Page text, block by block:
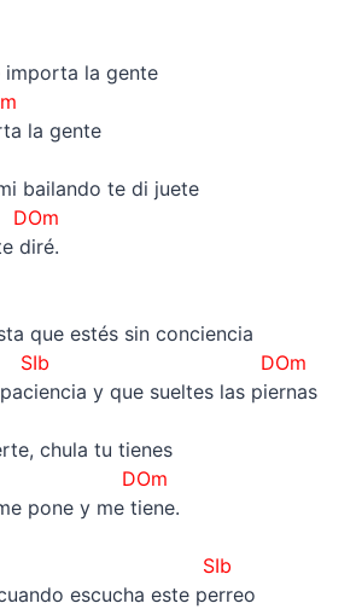
importa la gente
la gente
bailando te di juete
DOm
diré.
que estés sin conciencia
DOm
y que sueltes las piernas
chula tu tienes
DOm
pone y me tiene.
SIb
escucha este perreo